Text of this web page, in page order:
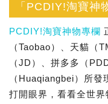
「PCDIY!淘寶神
PCDIY!淘寶神物專欄
（Taobao）、天貓（
（JD）、拼多多（
（Huaqiangbei）所
打開眼界，看看全世界